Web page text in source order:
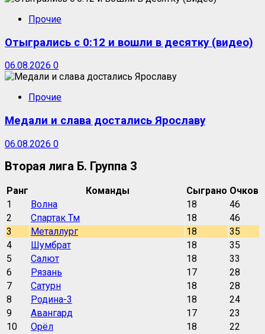
Прочие
Отыгрались с 0:12 и вошли в десятку (видео)
06.08.2026 0
Прочие
Медали и слава достались Ярославу
06.08.2026 0
Вторая лига Б. Группа 3
Ранг Команды Сыграно Очков
1
Волна 18
46
2
Спартак Тм 18
46
3
Металлург 18
35
4
Шумбрат 18
35
5
Салют 18
33
6
Рязань 17
28
7
Сатурн 18
28
8
Родина-3 18
24
9
Авангард 17
23
10
Орёл 18
22